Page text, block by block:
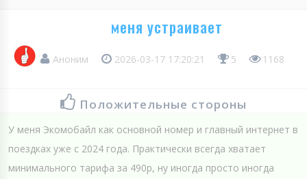
меня устраивает
Аноним 2026-03-17 17:20:21 5 1168
Положительные стороны
У меня Экомобайл как основной номер и главный интернет в
поездках уже с 2024 года. Практически всегда хватает
минимального тарифа за 490р, ну иногда просто иногда